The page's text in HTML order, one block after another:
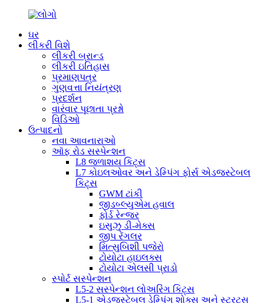
ઘર
લીકરી વિશે
લીકરી બ્રાન્ડ
લીકરી ઇતિહાસ
પ્રમાણપત્ર
ગુણવત્તા નિયંત્રણ
પ્રદર્શન
વારંવાર પૂછાતા પ્રશ્નો
વિડિઓ
ઉત્પાદનો
નવા આવનારાઓ
ઑફ રોડ સસ્પેન્શન
L8 જળાશય કિટ્સ
L7 કોઇલઓવર અને ડેમ્પિંગ ફોર્સ એડજસ્ટેબલ
કિટ્સ
GWM ટાંકી
જીડબ્લ્યુએમ હવાલ
ફોર્ડ રેન્જર
ઇસુઝુ ડી-મેક્સ
જીપ રેંગલર
મિત્સુબિશી પજેરો
ટોયોટા હાઇલક્સ
ટોયોટા એલસી પ્રાડો
સ્પોર્ટ સસ્પેન્શન
L5-2 સસ્પેન્શન લોઅરિંગ કિટ્સ
L5-1 એડજસ્ટેબલ ડેમ્પિંગ શોક્સ અને સ્ટ્રટ્સ